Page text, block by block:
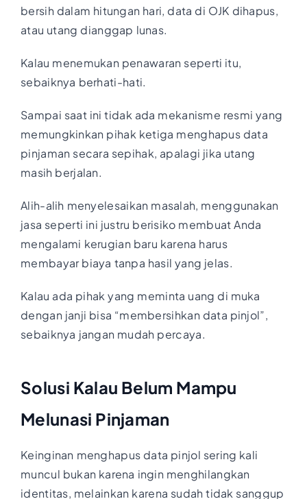
bersih dalam hitungan hari, data di OJK dihapus,
atau utang dianggap lunas.
Kalau menemukan penawaran seperti itu,
sebaiknya berhati-hati.
Sampai saat ini tidak ada mekanisme resmi yang
memungkinkan pihak ketiga menghapus data
pinjaman secara sepihak, apalagi jika utang
masih berjalan.
Alih-alih menyelesaikan masalah, menggunakan
jasa seperti ini justru berisiko membuat Anda
mengalami kerugian baru karena harus
membayar biaya tanpa hasil yang jelas.
Kalau ada pihak yang meminta uang di muka
dengan janji bisa “membersihkan data pinjol”,
sebaiknya jangan mudah percaya.
Solusi Kalau Belum Mampu
Melunasi Pinjaman
Keinginan menghapus data pinjol sering kali
muncul bukan karena ingin menghilangkan
identitas, melainkan karena sudah tidak sanggup